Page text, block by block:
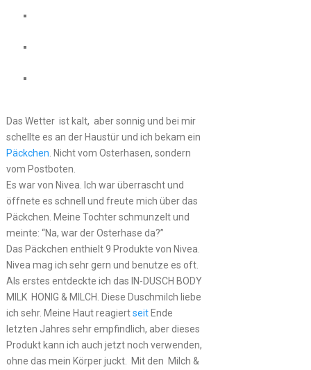
Das Wetter ist kalt, aber sonnig und bei mir
schellte es an der Haustür und ich bekam ein
Päckchen . Nicht vom Osterhasen, sondern
vom Postboten.
Es war von Nivea. Ich war überrascht und
öffnete es schnell und freute mich über das
Päckchen. Meine Tochter schmunzelt und
meinte: “Na, war der Osterhase da?”
Das Päckchen enthielt 9 Produkte von Nivea.
Nivea mag ich sehr gern und benutze es oft.
Als erstes entdeckte ich das IN-DUSCH BODY
MILK HONIG & MILCH. Diese Duschmilch liebe
ich sehr. Meine Haut reagiertseitEnde
letzten Jahres sehr empfindlich, aber dieses
Produkt kann ich auch jetzt noch verwenden,
ohne das mein Körper juckt. Mit den Milch &